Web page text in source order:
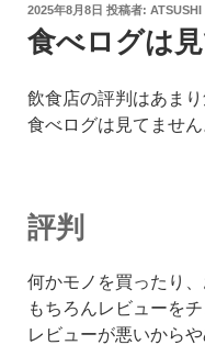
投
日:
2025年8月8日 投稿者: ATSUSHI
食べログは
飲食店の評判はあまり
食べログは見てません
評判
何かモノを買ったり
もちろんレビューを
レビューが悪いから